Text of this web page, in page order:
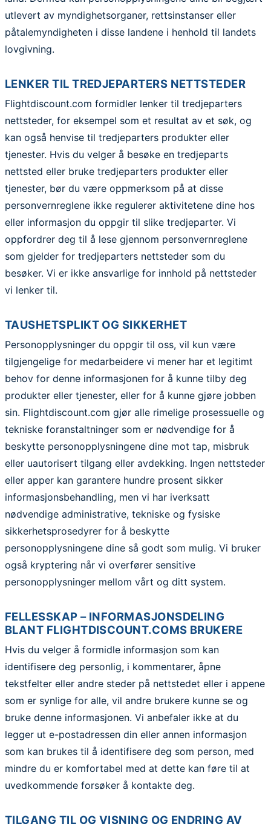
utlevert av myndighetsorganer, rettsinstanser eller
påtalemyndigheten i disse landene i henhold til landets
lovgivning.
LENKER TIL TREDJEPARTERS NETTSTEDER
Flightdiscount.com formidler lenker til tredjeparters
nettsteder, for eksempel som et resultat av et søk, og
kan også henvise til tredjeparters produkter eller
tjenester. Hvis du velger å besøke en tredjeparts
nettsted eller bruke tredjeparters produkter eller
tjenester, bør du være oppmerksom på at disse
personvernreglene ikke regulerer aktivitetene dine hos
eller informasjon du oppgir til slike tredjeparter. Vi
oppfordrer deg til å lese gjennom personvernreglene
som gjelder for tredjeparters nettsteder som du
besøker. Vi er ikke ansvarlige for innhold på nettsteder
vi lenker til.
TAUSHETSPLIKT OG SIKKERHET
Personopplysninger du oppgir til oss, vil kun være
tilgjengelige for medarbeidere vi mener har et legitimt
behov for denne informasjonen for å kunne tilby deg
produkter eller tjenester, eller for å kunne gjøre jobben
sin. Flightdiscount.com gjør alle rimelige prosessuelle og
tekniske foranstaltninger som er nødvendige for å
beskytte personopplysningene dine mot tap, misbruk
eller uautorisert tilgang eller avdekking. Ingen nettsteder
eller apper kan garantere hundre prosent sikker
informasjonsbehandling, men vi har iverksatt
nødvendige administrative, tekniske og fysiske
sikkerhetsprosedyrer for å beskytte
personopplysningene dine så godt som mulig. Vi bruker
også kryptering når vi overfører sensitive
personopplysninger mellom vårt og ditt system.
FELLESSKAP – INFORMASJONSDELING
BLANT FLIGHTDISCOUNT.COMS BRUKERE
Hvis du velger å formidle informasjon som kan
identifisere deg personlig, i kommentarer, åpne
tekstfelter eller andre steder på nettstedet eller i appene
som er synlige for alle, vil andre brukere kunne se og
bruke denne informasjonen. Vi anbefaler ikke at du
legger ut e-postadressen din eller annen informasjon
som kan brukes til å identifisere deg som person, med
mindre du er komfortabel med at dette kan føre til at
uvedkommende forsøker å kontakte deg.
TILGANG TIL OG VISNING OG ENDRING AV